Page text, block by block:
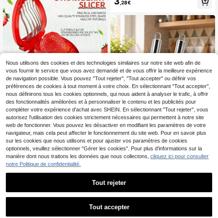
1 pièce Trancheuse à fraise en acie
r inoxydable, diviseur de fruit multif
onction, coupe-banane, coupe-œu
f, coupe-tomate, ustensile de cuisin
3 ,48€
,28€
1/2 pièces Évide-légumes en a
r fruits et légumes, convient pour ce
rise, poire, datte, courgette, piment
Dès2,88€
1
Nous utilisons des cookies et des technologies similaires sur notre site web afin de
vous fournir le service que vous avez demandé et de vous offrir la meilleure expérience
de navigation possible. Vous pouvez "Tout rejeter", "Tout accepter" ou définir vos
préférences de cookies à tout moment à votre choix. En sélectionnant "Tout accepter",
nous définirons tous les cookies optionnels, qui nous aident à analyser le trafic, à offrir
des fonctionnalités améliorées et à personnaliser le contenu et les publicités pour
compléter votre expérience d'achat avec SHEIN. En sélectionnant "Tout rejeter", vous
autorisez l'utilisation des cookies strictement nécessaires qui permettent à notre site
web de fonctionner. Vous pouvez les désactiver en modifiant les paramètres de votre
navigateur, mais cela peut affecter le fonctionnement du site web. Pour en savoir plus
sur les cookies que nous utilisons et pour ajuster vos paramètres de cookies
optionnels, veuillez sélectionner "Gérer les cookies". Pour plus d'informations sur la
manière dont nous traitons les données que nous collectons, cliquez ici pour consulter
notre Politique de confidentialité.
Tout rejeter
Tout accepter